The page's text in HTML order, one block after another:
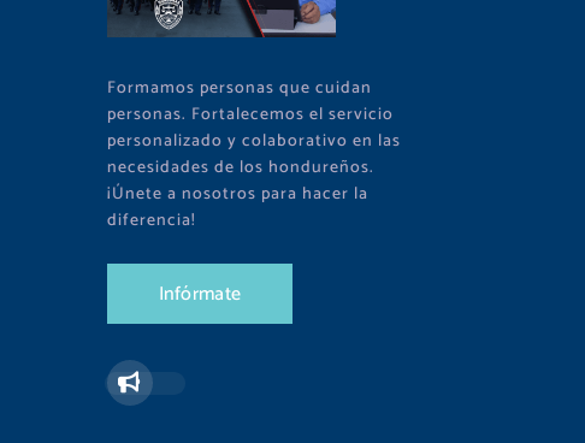
Formamos personas que cuidan
personas. Fortalecemos el servicio
personalizado y colaborativo en las
necesidades de los hondureños.
¡Únete a nosotros para hacer la
diferencia!
Infórmate